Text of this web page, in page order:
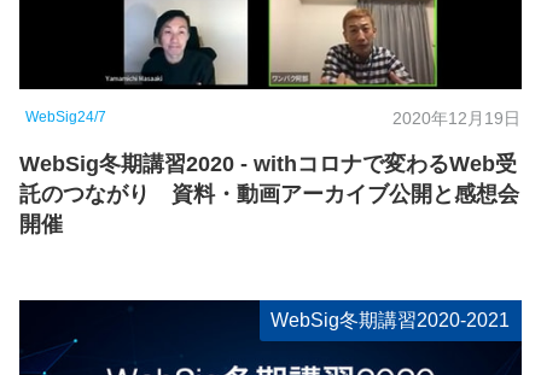
WebSig24/7 2020年12月19日
WebSig冬期講習2020 - withコロナで変わるWeb受
託のつながり 資料・動画アーカイブ公開と感想会
開催
WebSig冬期講習2020-2021